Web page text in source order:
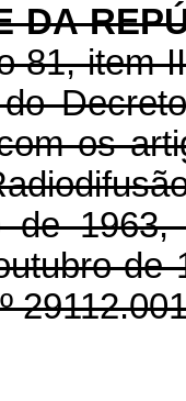
DA
81, item
os
1963,
de